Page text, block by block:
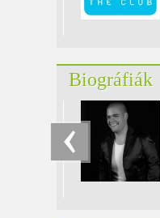
Biográfiák